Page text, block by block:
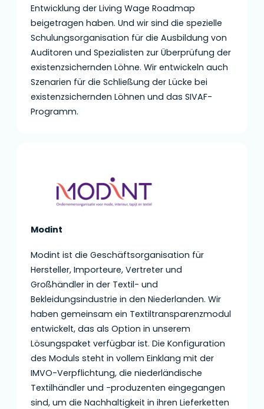
Entwicklung der Living Wage Roadmap
beigetragen haben. Und wir sind die spezielle
Schulungsorganisation für die Ausbildung von
Auditoren und Spezialisten zur Überprüfung der
existenzsichernden Löhne. Wir entwickeln auch
Szenarien für die Schließung der Lücke bei
existenzsichernden Löhnen und das SIVAF-
Programm.
Modint
Modint ist die Geschäftsorganisation für
Hersteller, Importeure, Vertreter und
Großhändler in der Textil- und
Bekleidungsindustrie in den Niederlanden. Wir
haben gemeinsam ein Textiltransparenzmodul
entwickelt, das als Option in unserem
Lösungspaket verfügbar ist. Die Konfiguration
des Moduls steht in vollem Einklang mit der
IMVO-Verpflichtung, die niederländische
Textilhändler und -produzenten eingegangen
sind, um die Nachhaltigkeit in ihren Lieferketten